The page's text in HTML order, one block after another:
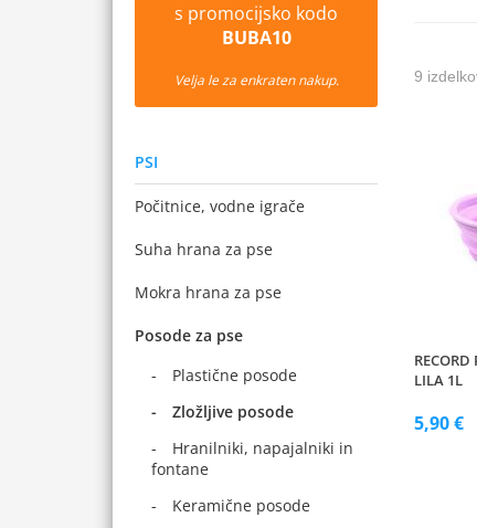
s promocijsko kodo
BUBA10
Velja le za enkraten nakup.
PSI
Počitnice, vodne igrače
Suha hrana za pse
Mokra hrana za pse
Posode za pse
Plastične posode
Zložljive posode
Hranilniki, napajalniki in
fontane
Keramične posode
9
LILA 1L
5,90 €